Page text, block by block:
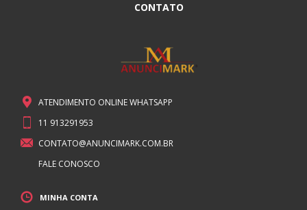
CONTATO
ATENDIMENTO ONLINE WHATSAPP
11 913291953
CONTATO@ANUNCIMARK.COM.BR
FALE CONOSCO
MINHA CONTA